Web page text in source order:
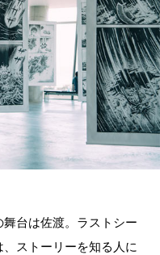
台は佐渡。ラストシー
ストーリーを知る人に